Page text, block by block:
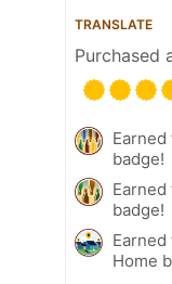
TRANSLATE
Purchased
badge!
badge!
Home